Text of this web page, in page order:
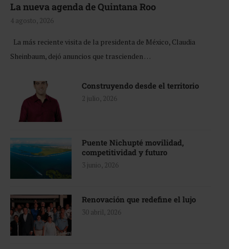
La nueva agenda de Quintana Roo
4 agosto, 2026
La más reciente visita de la presidenta de México, Claudia
Sheinbaum, dejó anuncios que trascienden …
Construyendo desde el territorio
2 julio, 2026
Puente Nichupté movilidad,
competitividad y futuro
3 junio, 2026
Renovación que redefine el lujo
30 abril, 2026